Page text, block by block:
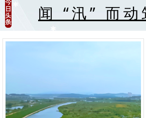
闻 “汛” 而